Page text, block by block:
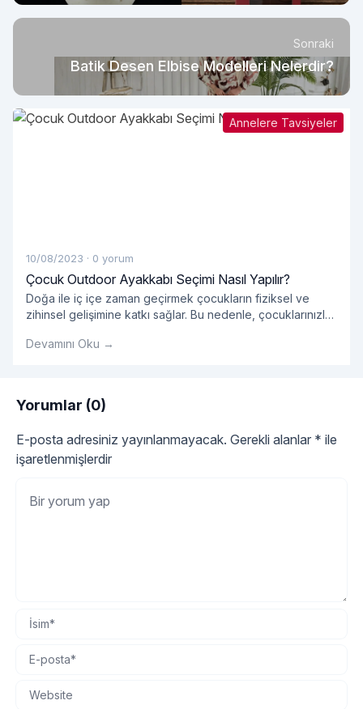
Sonraki
Batik Desen Elbise Modelleri Nelerdir?
Annelere Tavsiyeler
10/08/2023 · 0 yorum
Çocuk Outdoor Ayakkabı Seçimi Nasıl Yapılır?
Doğa ile iç içe zaman geçirmek çocukların fiziksel ve
zihinsel gelişimine katkı sağlar. Bu nedenle, çocuklarınızla
oldukça önemlidir.
Devamını Oku →
Yorumlar (0)
E-posta adresiniz yayınlanmayacak. Gerekli alanlar * ile
işaretlenmişlerdir